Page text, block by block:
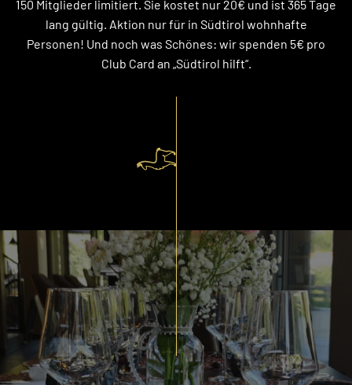
150 Mitglieder limitiert. Sie kostet nur 20€ und ist 365 Tage
lang gültig. Aktion nur für in Südtirol wohnhafte
Personen! Und noch was Schönes: wir spenden 5€ pro
Club Card an „Südtirol hilft“.